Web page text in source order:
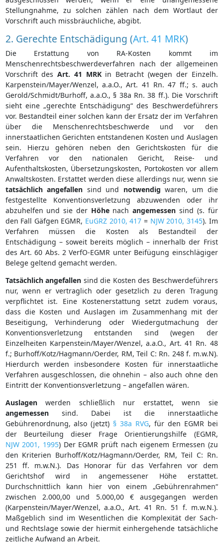
Stellungnahme, zu solchen zählen nach dem Wortlaut der
Vorschrift auch missbräuchliche, abgibt.
2. Gerechte Entschädigung (Art. 41 MRK)
Die Erstattung von RA-Kosten kommt im
Menschenrechtsbeschwerdeverfahren nach der allgemeinen
Vorschrift desArt. 41 MRKin Betracht (wegen der Einzelh.
Karpenstein/Mayer/Wenzel, a.a.O., Art. 41 Rn. 47 ff.; s. auch
Gerold/Schmidt/Burhoff, a.a.O., § 38a Rn. 38 ff.). Die Vorschrift
sieht eine „gerechte Entschädigung“ des Beschwerdeführers
vor. Bestandteil einer solchen kann der Ersatz der im Verfahren
über die Menschenrechtsbeschwerde und vor den
innerstaatlichen Gerichten entstandenen Kosten und Auslagen
sein. Hierzu gehören neben den Gerichtskosten für die
Verfahren vor den nationalen Gericht, Reise- und
Aufenthaltskosten, Übersetzungskosten, Portokosten vor allem
Anwaltskosten. Erstattet werden diese allerdings nur, wenn sie
tatsächlich angefallen sind und notwendigwaren, um die
festgestellte Konventionsverletzung abzuwenden oder ihr
abzuhelfen und sie derHöhe nach angemessen sind (s. für
den Fall Gäfgen EGMR, EuGRZ 2010, 417 = NJW 2010, 3145). Im
Verfahren müssen die Kosten als Bestandteil der
Entschädigung – soweit bereits möglich – innerhalb der Frist
des Art. 60 Abs. 2 VerfO-EGMR unter Beifügung einschlägiger
Belege geltend gemacht werden.
Tatsächlich angefallen sind die Kosten des Beschwerdeführers
nur, wenn er vertraglich oder gesetzlich zu deren Tragung
verpflichtet ist. Eine Kostenerstattung setzt zudem voraus,
dass die Kosten und Auslagen im Zusammenhang mit der
Beseitigung, Verhinderung oder Wiedergutmachung der
Konventionsverletzung entstanden sind (wegen der
Einzelheiten Karpenstein/Mayer/Wenzel, a.a.O., Art. 41 Rn. 48
f.; Burhoff/Kotz/Hagmann/Oerder, RM, Teil C: Rn. 248 f. m.w.N).
Hierdurch werden insbesondere Kosten für innerstaatliche
Verfahren ausgeschlossen, die ohnehin – also auch ohne den
Eintritt der Konventionsverletzung – angefallen wären.
Auslagenwerden schließlich nur erstattet, wenn sie
angemessensind. Dabei ist die innerstaatliche
Gebührenordnung, also (jetzt) § 38a RVG, für den EGMR bei
der Beurteilung dieser Frage Orientierungshilfe (EGMR,
NJW 2001, 1995) Der EGMR prüft nach eigenem Ermessen (zu
den Kriterien Burhoff/Kotz/Hagmann/Oerder, RM, Teil C: Rn.
251 ff. m.w.N.). Das Honorar für das Verfahren vor dem
Gerichtshof wird in angemessener Höhe erstattet.
Durchschnittlich kann hier von einem „Gebührenrahmen“
zwischen 2.000,00 und 5.000,00 € ausgegangen werden
(Karpenstein/Mayer/Wenzel, a.a.O., Art. 41 Rn. 51 f. m.w.N.).
Maßgeblich sind im Wesentlichen die Komplexität der Sach-
und Rechtslage sowie der hiermit einhergehende tatsächliche
zeitliche Aufwand an Arbeit.